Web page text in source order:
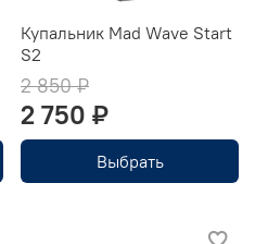
Купальник Mad Wave Start
S2
2 850 ₽
2 750 ₽
Выбрать